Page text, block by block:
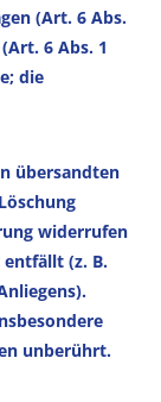
(Art. 6 Abs.
6 Abs. 1
die
übersandten
widerrufen
(z. B.
unberührt.